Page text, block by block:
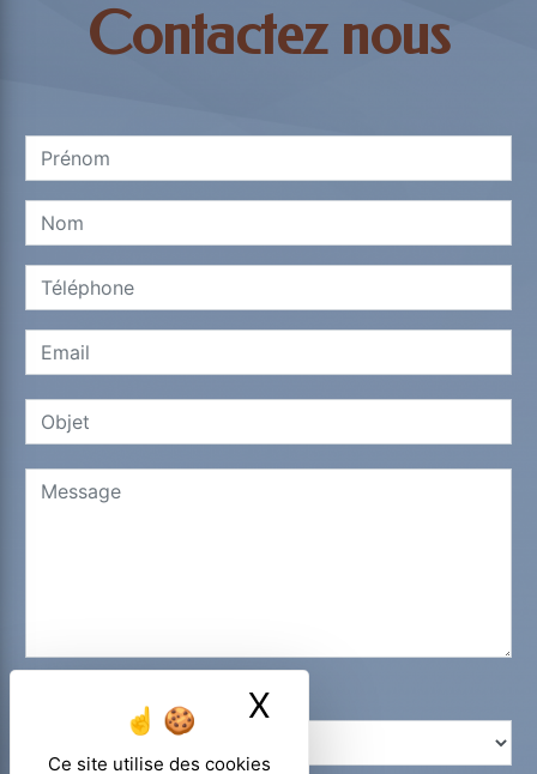
Ce site utilise des cookies
X
Contactez nous
Combien font six plus cinq